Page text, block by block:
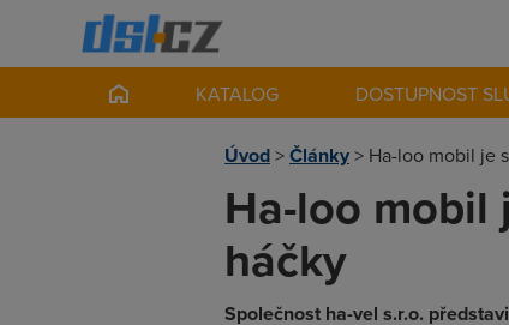
KATALOG DOSTUPNOST
Úvod>Články> Ha-loo mobil je
Ha-loo mobil
háčky
Společnost ha-vel s.r.o.